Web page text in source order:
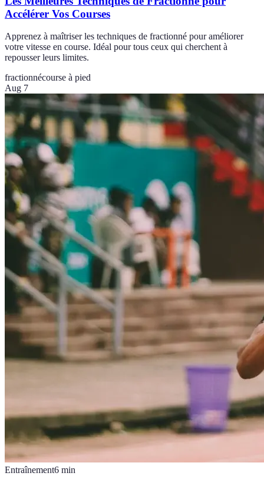
Accélérer Vos Courses
Apprenez à maîtriser les techniques de fractionné pour améliorer
votre vitesse en course. Idéal pour tous ceux qui cherchent à
repousser leurs limites.
fractionnécourse à pied
Aug 7
Entraînement6 min